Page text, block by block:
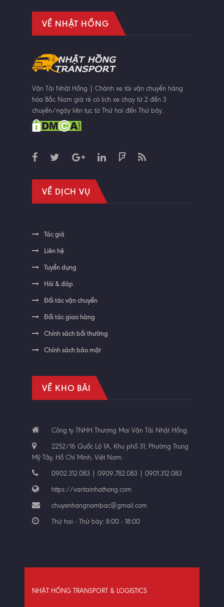
VỀ NHẬT HỒNG
Vận Tải Nhật Hồng | Chành xe tải vận chuyển hàng
hóa Bắc Nam giá rẻ có lịch xe chạy từ 2 đến 3
chuyến/ngày liên tục từ Thứ hai đến Thứ bảy.
VỀ DỊCH VỤ
Tác giả
Liên hệ
Tuyển dụng
Hỏi & đáp
Đối tác vận chuyển
Đối tác giao hàng
Chính sách bồi thường
Chính sách bảo mật
VỀ KHO BÃI
Công ty TNHH Thương Mại Vận Tải Nhật Hồng.
2252/16 Quốc Lộ 1A, Khu phố 31, Phường Trung
Mỹ Tây, Hồ Chí Minh, Việt Nam.
0902.312.083 | 0909.782.083 | 0901.312.083
https://vantainhathong.com
chuyenhangnambac@gmail.com
Thứ hai - Thứ bảy: 8:00 - 18:00
NHẬT HỒNG TRANSPORT & LOGISTICS